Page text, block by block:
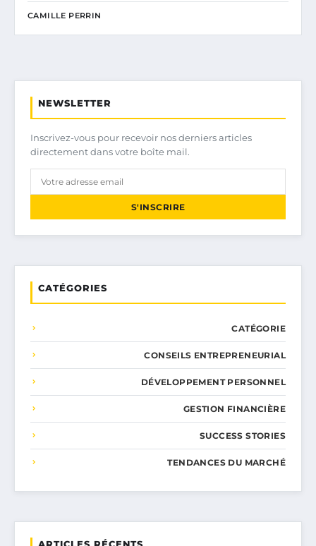
CAMILLE PERRIN
NEWSLETTER
Inscrivez-vous pour recevoir nos derniers articles
directement dans votre boîte mail.
S'INSCRIRE
CATÉGORIES
CATÉGORIE
CONSEILS ENTREPRENEURIAL
DÉVELOPPEMENT PERSONNEL
GESTION FINANCIÈRE
SUCCESS STORIES
TENDANCES DU MARCHÉ
ARTICLES RÉCENTS